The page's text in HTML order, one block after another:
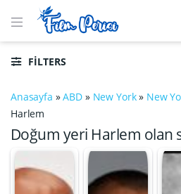
FILTERS
Anasayfa »ABD » New York» New
Harlem
Doğum yeri Harlem olan